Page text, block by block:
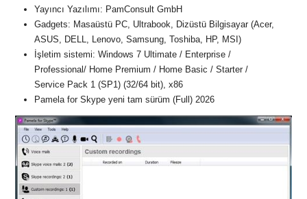
Yayıncı Yazılımı: PamConsult GmbH
Gadgets: Masaüstü PC, Ultrabook, Dizüstü Bilgisayar (Acer,
ASUS, DELL, Lenovo, Samsung, Toshiba, HP, MSI)
İşletim sistemi: Windows 7 Ultimate / Enterprise /
Professional/ Home Premium / Home Basic / Starter /
Service Pack 1 (SP1) (32/64 bit), x86
Pamela for Skype yeni tam sürüm (Full) 2026